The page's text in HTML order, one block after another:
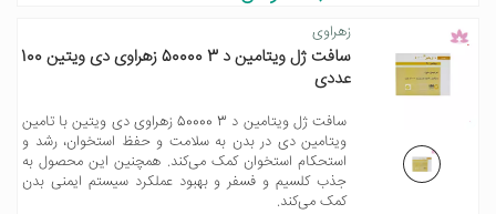
زهراوی
سافت ژل ویتامین د 3 50000 زهراوی دی ویتین 100
عددی
سافت ژل ویتامین د 3 50000 زهراوی دی ویتین با تامین
ویتامین دی در بدن به سلامت و حفظ استخوان، رشد و
استحکام استخوان کمک می‌کند. همچنین این محصول به
جذب کلسیم و فسفر و بهبود عملکرد سیستم ایمنی بدن
کمک می‌کند.